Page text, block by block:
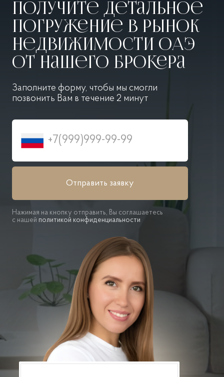
Получите детальное
погружение в рынок
недвижимости ОАЭ
от нашего брокера
Заполните форму, чтобы мы смогли
позвонить Вам в течение 2 минут
Отправить заявку
Нажимая на кнопку отправить, Вы соглашаетесь
с нашей политикой конфиденциальности